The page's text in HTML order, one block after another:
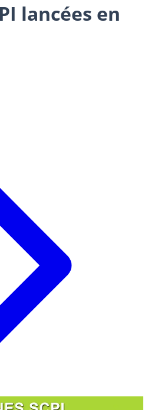
lancées en